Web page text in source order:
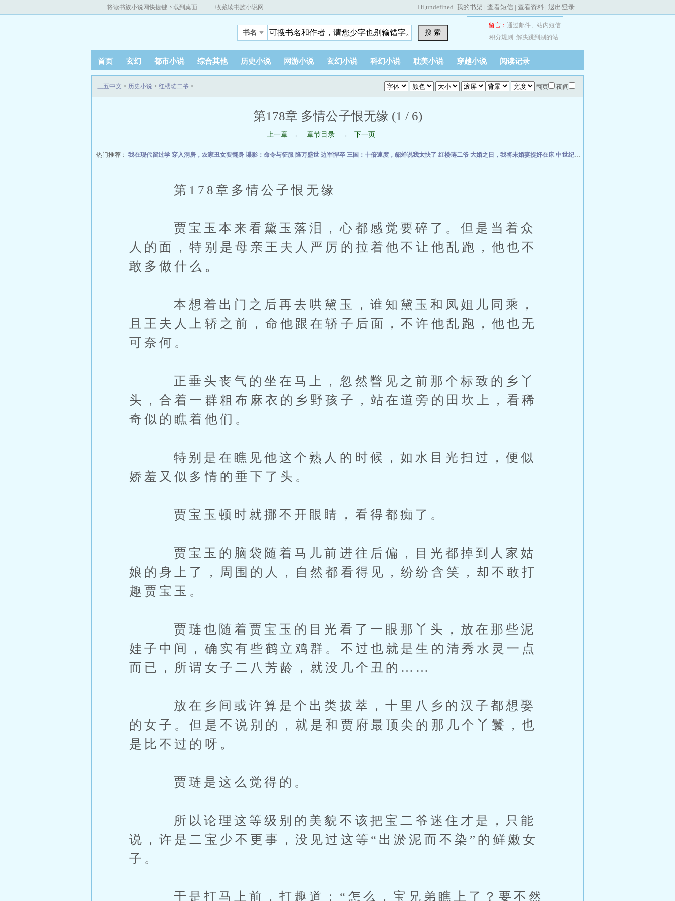
将读书族小说网快捷键下载到桌面 收藏读书族小说网 Hi,undefined 我的书架 | 查看短信 | 查看资料 | 退出登录
书名 搜 索
留言： 通过邮件、 站内短信
积分规则
解决跳到别的站
首页 玄幻 都市小说 综合其他 历史小说 网游小说 玄幻小说 科幻小说 耽美小说 穿越小说 阅读记录
翻页 夜间
三五中文 > 历史小说 > 红楼琏二爷 >
第178章 多情公子恨无缘 (1 / 6)
上一章 ← 章节目录 → 下一页
热门推荐： 我在现代留过学 穿入洞房，农家丑女要翻身 谍影：命令与征服 隆万盛世 边军悍卒 三国：十倍速度，貂蝉说我太快了 红楼琏二爷 大婚之日，我将未婚妻捉奸在床 中世纪崛起
第178章多情公子恨无缘
贾宝玉本来看黛玉落泪，心都感觉要碎了。但是当着众
人的面，特别是母亲王夫人严厉的拉着他不让他乱跑，他也不
敢多做什么。
本想着出门之后再去哄黛玉，谁知黛玉和凤姐儿同乘，
且王夫人上轿之前，命他跟在轿子后面，不许他乱跑，他也无
可奈何。
正垂头丧气的坐在马上，忽然瞥见之前那个标致的乡丫
头，合着一群粗布麻衣的乡野孩子，站在道旁的田坎上，看稀
奇似的瞧着他们。
特别是在瞧见他这个熟人的时候，如水目光扫过，便似
娇羞又似多情的垂下了头。
贾宝玉顿时就挪不开眼睛，看得都痴了。
贾宝玉的脑袋随着马儿前进往后偏，目光都掉到人家姑
娘的身上了，周围的人，自然都看得见，纷纷含笑，却不敢打
趣贾宝玉。
贾琏也随着贾宝玉的目光看了一眼那丫头，放在那些泥
娃子中间，确实有些鹤立鸡群。不过也就是生的清秀水灵一点
而已，所谓女子二八芳龄，就没几个丑的……
放在乡间或许算是个出类拔萃，十里八乡的汉子都想娶
的女子。但是不说别的，就是和贾府最顶尖的那几个丫鬟，也
是比不过的呀。
贾琏是这么觉得的。
所以论理这等级别的美貌不该把宝二爷迷住才是，只能
说，许是二宝少不更事，没见过这等“出淤泥而不染”的鲜嫩女
子。
于是打马上前，打趣道：“怎么，宝兄弟瞧上了？要不然